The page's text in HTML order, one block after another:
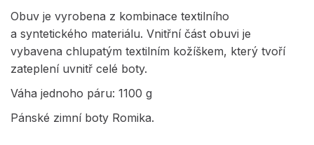
Obuv je vyrobena z kombinace textilního
a syntetického materiálu. Vnitřní část obuvi je
vybavena chlupatým textilním kožíškem, který tvoří
zateplení uvnitř celé boty.
Váha jednoho páru: 1100 g
Pánské zimní boty Romika.